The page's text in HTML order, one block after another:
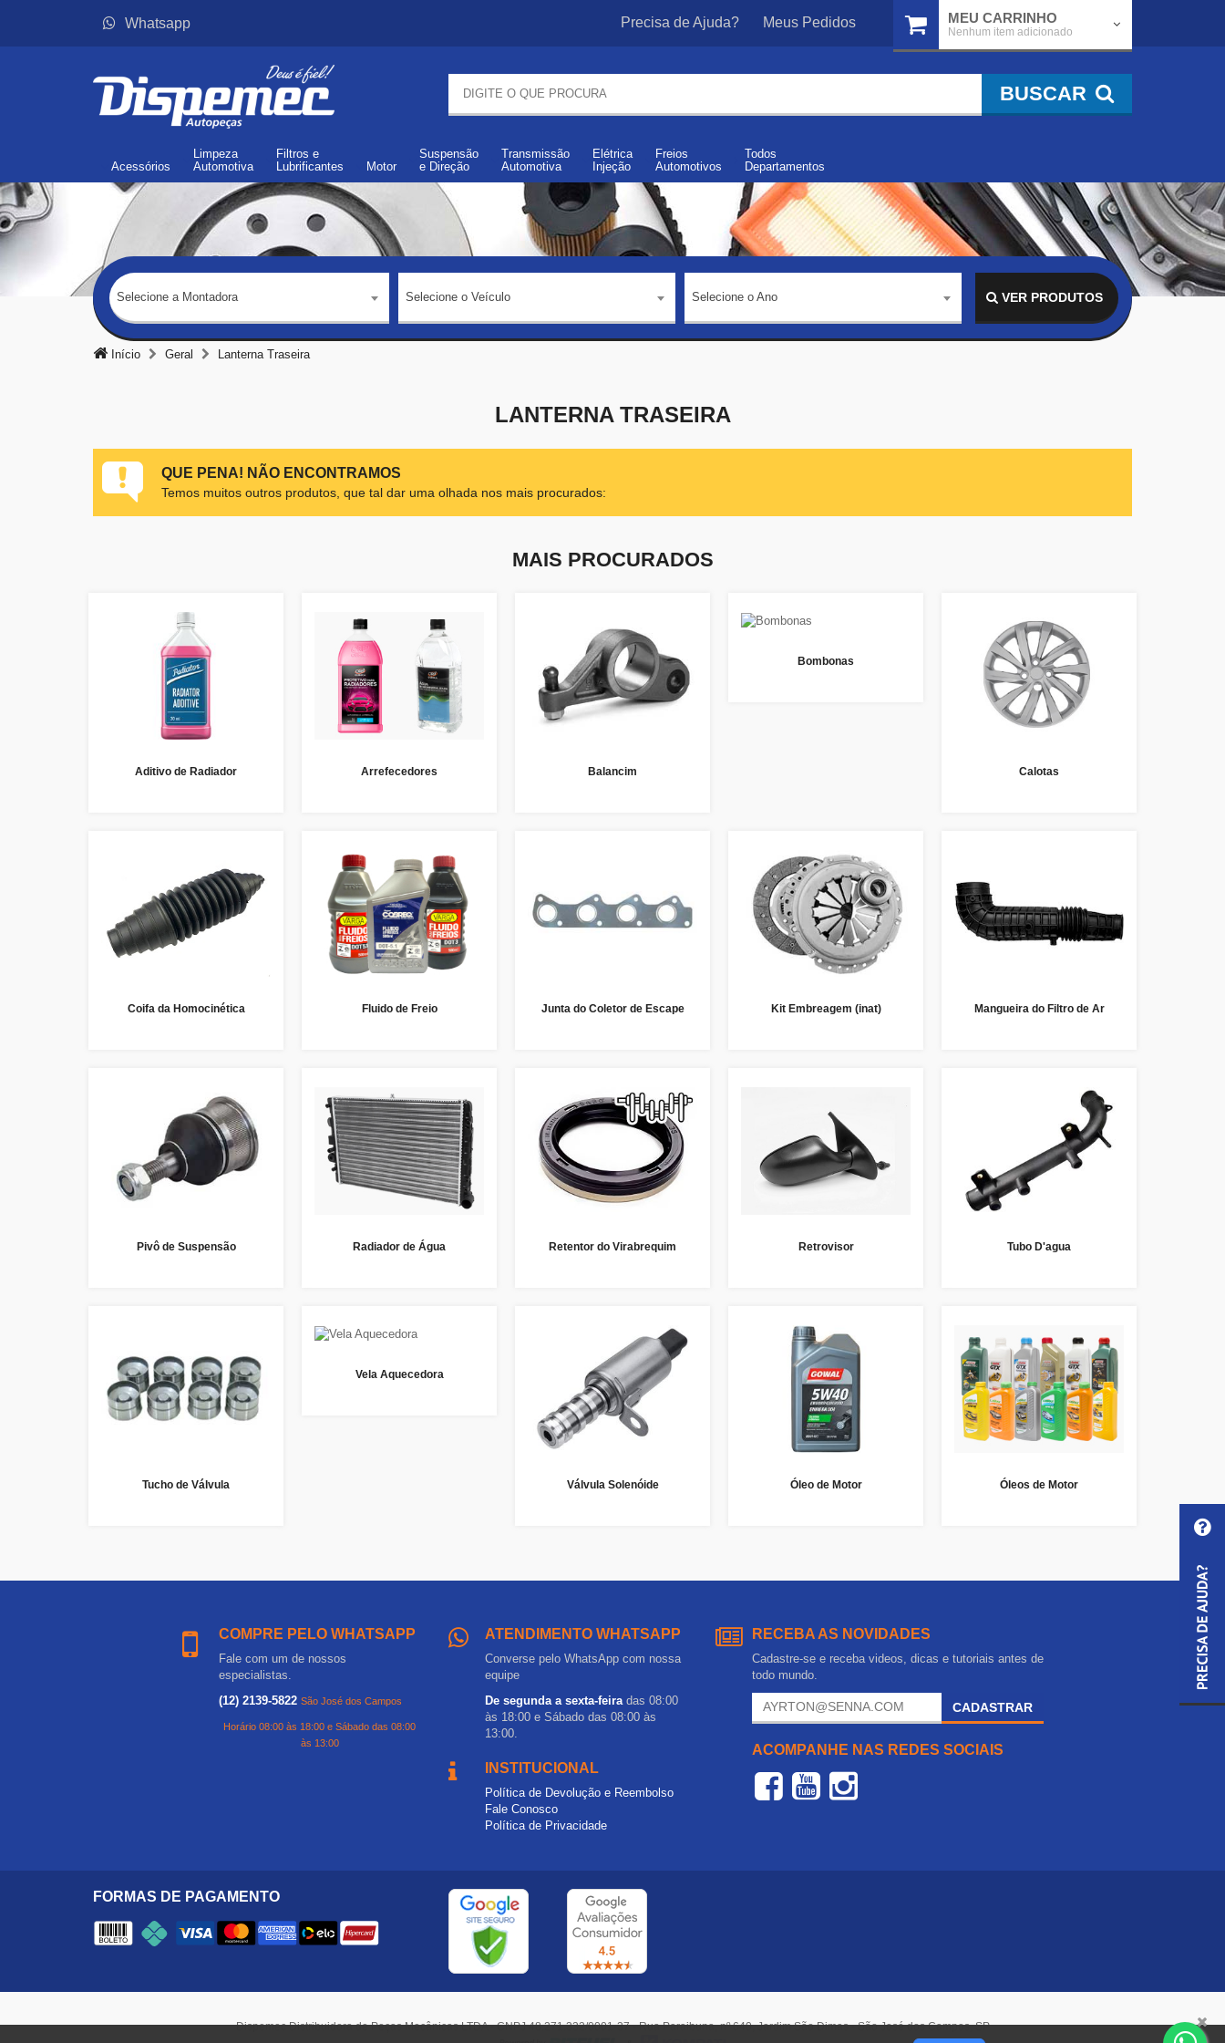
Whatsapp Precisa de Ajuda? Meus Pedidos MEU CARRINHO
Nenhum item adicionado
BUSCAR
Acessórios
Limpeza
Automotiva
Filtros e
Lubrificantes
Motor
Suspensão
e Direção
Transmissão
Automotiva
Elétrica
Injeção
Freios
Automotivos
Todos
Departamentos
Selecione a Montadora Selecione o Veículo Selecione o Ano VER PRODUTOS
Início Geral Lanterna Traseira
LANTERNA TRASEIRA
QUE PENA! NÃO ENCONTRAMOS
Temos muitos outros produtos, que tal dar uma olhada nos mais procurados:
MAIS PROCURADOS
Aditivo de Radiador Arrefecedores Balancim
Bombonas
Calotas
Coifa da Homocinética Fluido de Freio Junta do Coletor de Escape Kit Embreagem (inat) Mangueira do Filtro de Ar
Pivô de Suspensão Radiador de Água Retentor do Virabrequim Retrovisor Tubo D'agua
Tucho de Válvula
Vela Aquecedora
Válvula Solenóide Óleo de Motor Óleos de Motor
COMPRE PELO WHATSAPP
Fale com um de nossos
especialistas.
(12) 2139-5822 São José dos Campos
Horário 08:00 às 18:00 e Sábado das 08:00
às 13:00
ATENDIMENTO WHATSAPP
Converse pelo WhatsApp com nossa
equipe
De segunda a sexta-feira das 08:00
às 18:00 e Sábado das 08:00 às
13:00.
INSTITUCIONAL
Política de Devolução e Reembolso
Fale Conosco
Política de Privacidade
RECEBA AS NOVIDADES
Cadastre-se e receba videos, dicas e tutoriais antes de
todo mundo.
CADASTRAR
ACOMPANHE NAS REDES SOCIAIS
FORMAS DE PAGAMENTO
Dispemec Distribuidora de Peças Mecânicas LTDA - CNPJ 48.271.332/0001-37 - Rua Paraibuna, nº 640, Jardim São Dimas - São José dos Campos, SP